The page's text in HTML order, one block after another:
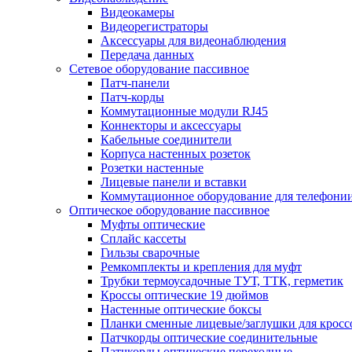
Видеокамеры
Видеорегистраторы
Аксессуары для видеонаблюдения
Передача данных
Сетевое оборудование пассивное
Патч-панели
Патч-корды
Коммутационные модули RJ45
Коннекторы и аксессуары
Кабельные соединители
Корпуса настенных розеток
Розетки настенные
Лицевые панели и вставки
Коммутационное оборудование для
Оптическое оборудование пассивное
Муфты оптические
Сплайс кассеты
Гильзы сварочные
Ремкомплекты и крепления для муфт
Трубки термоусадочные ТУТ, ТТК, герметик
Кроссы оптические 19 дюймов
Настенные оптические боксы
Планки сменные лицевые/заглушки для
Патчкорды оптические соединительные